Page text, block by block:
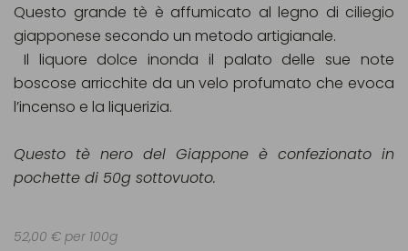
Questo grande tè è affumicato al legno di ciliegio
giapponese secondo un metodo artigianale.
Il liquore dolce inonda il palato delle sue note
boscose arricchite da un velo profumato che evoca
l’incenso e la liquerizia.
Questo tè nero del Giappone è confezionato in
pochette di 50g sottovuoto.
52,00 € per 100g